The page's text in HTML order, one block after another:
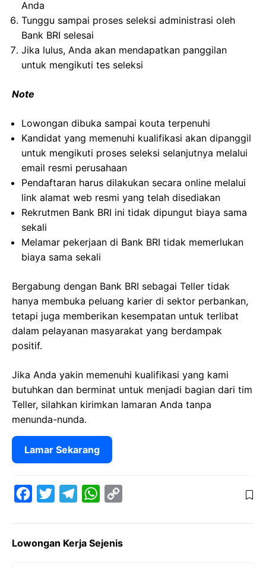
Anda
Tunggu sampai proses seleksi administrasi oleh
Bank BRI selesai
Jika lulus, Anda akan mendapatkan panggilan
untuk mengikuti tes seleksi
Note
Lowongan dibuka sampai kouta terpenuhi
Kandidat yang memenuhi kualifikasi akan dipanggil
untuk mengikuti proses seleksi selanjutnya melalui
email resmi perusahaan
Pendaftaran harus dilakukan secara online melalui
link alamat web resmi yang telah disediakan
Rekrutmen Bank BRI ini tidak dipungut biaya sama
sekali
Melamar pekerjaan di Bank BRI tidak memerlukan
biaya sama sekali
Bergabung dengan Bank BRI sebagai Teller tidak
hanya membuka peluang karier di sektor perbankan,
tetapi juga memberikan kesempatan untuk terlibat
dalam pelayanan masyarakat yang berdampak
positif.
Jika Anda yakin memenuhi kualifikasi yang kami
butuhkan dan berminat untuk menjadi bagian dari tim
Teller, silahkan kirimkan lamaran Anda tanpa
menunda-nunda.
Lamar Sekarang
e
t
e
W
t
y
Lowongan Kerja Sejenis